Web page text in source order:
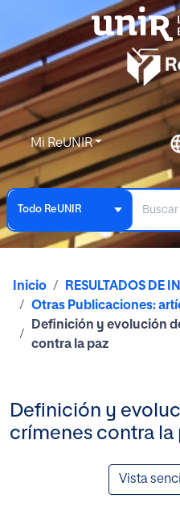
Mi ReUNIR
Todo ReUNIR
Inicio
RESULTADOS DE
Otras Publicaciones:
Definición y evolución
contra la paz
Definición y
crímenes contra la
Vista